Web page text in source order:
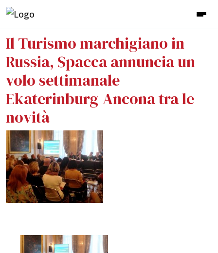
Il Turismo marchigiano in
Russia, Spacca annuncia un
volo settimanale
Ekaterinburg-Ancona tra le
novità